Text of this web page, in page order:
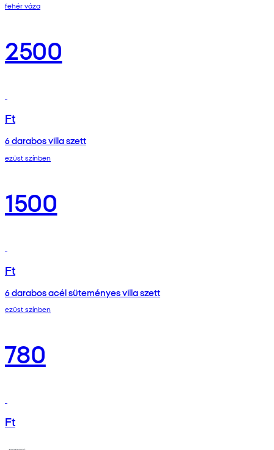
fehér váza
2500
Ft
6 darabos villa szett
ezüst színben
1500
Ft
6 darabos acél süteményes villa szett
ezüst színben
780
Ft